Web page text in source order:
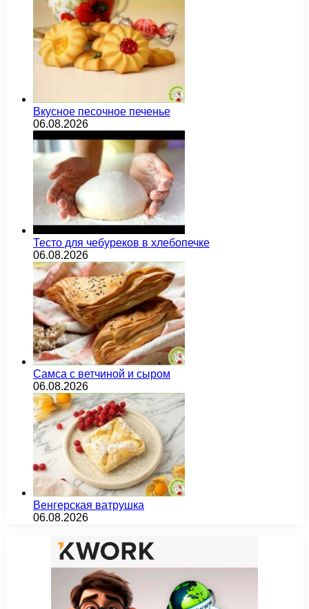
Вкусное песочное печенье
06.08.2026
Тесто для чебуреков в хлебопечке
06.08.2026
Самса с ветчиной и сыром
06.08.2026
Венгерская ватрушка
06.08.2026